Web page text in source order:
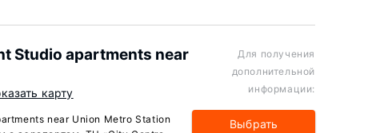
Studio apartments near
карту
near Union Metro Station
Для получения
дополнительной
информации:
Выбрать